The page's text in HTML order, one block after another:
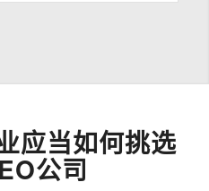
应当如何挑选
公司